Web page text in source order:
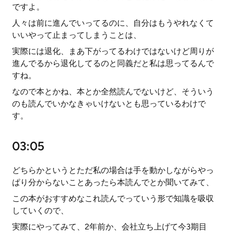
ですよ。
人々は前に進んでいってるのに、自分はもうやれなくて
いいやって止まってしまうことは、
実際には退化、まあ下がってるわけではないけど周りが
進んでるから退化してるのと同義だと私は思ってるんで
すね。
なので本とかね、本とか全然読んでないけど、そういう
のも読んでいかなきゃいけないとも思っているわけで
す。
03:05
どちらかというとただ私の場合は手を動かしながらやっ
ぱり分からないことあったら本読んでとか聞いてみて、
この本がおすすめなこれ読んでっていう形で知識を吸収
していくので、
実際にやってみて、2年前か、会社立ち上げて今3期目